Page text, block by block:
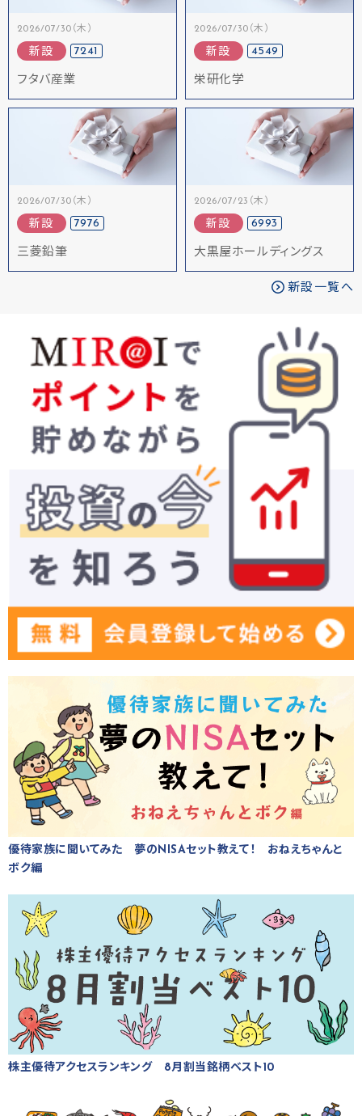
2026/07/30（木）
新設 7241
フタバ産業
2026/07/30（木）
新設 4549
栄研化学
2026/07/30（木）
新設 7976
三菱鉛筆
2026/07/23（木）
新設 6993
大黒屋ホールディングス
新設一覧へ
優待家族に聞いてみた 夢のNISAセット教えて！ おねえちゃんと
ボク編
株主優待アクセスランキング 8月割当銘柄ベスト10